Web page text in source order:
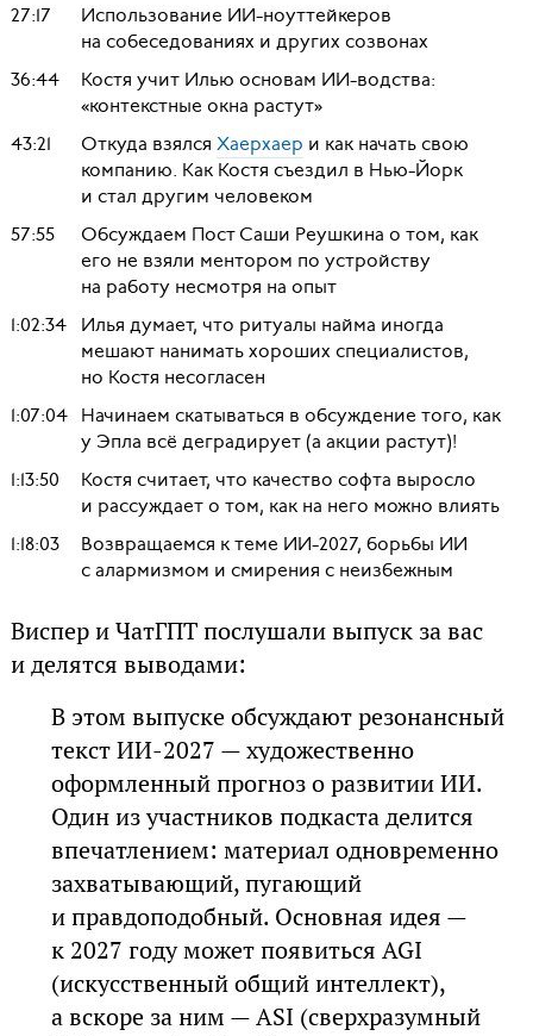
27:17
Использование ИИ-ноуттейкеров
на собеседованиях и других созвонах
36:44
Костя учит Илью основам ИИ-водства:
«контекстные окна растут»
43:21
Откуда взялся Хаерхаер и как начать свою
компанию. Как Костя съездил в Нью-Йорк
и стал другим человеком
57:55
Обсуждаем Пост Саши Реушкина о том, как
его не взяли ментором по устройству
на работу несмотря на опыт
1:02:34 Илья думает, что ритуалы найма иногда
мешают нанимать хороших специалистов,
но Костя несогласен
1:07:04 Начинаем скатываться в обсуждение того, как
у Эпла всё деградирует (а акции растут)!
1:13:50
Костя считает, что качество софта выросло
и рассуждает о том, как на него можно влиять
1:18:03
Возвращаемся к теме ИИ-2027, борьбы ИИ
с алармизмом и смирения с неизбежным
Виспер и ЧатГПТ послушали выпуск за вас
и делятся выводами:
В этом выпуске обсуждают резонансный
текст ИИ-2027 — художественно
оформленный прогноз о развитии ИИ.
Один из участников подкаста делится
впечатлением: материал одновременно
захватывающий, пугающий
и правдоподобный. Основная идея —
к 2027 году может появиться AGI
(искусственный общий интеллект),
а вскоре за ним — ASI (сверхразумный